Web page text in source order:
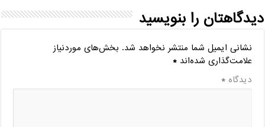
دیدگاهتان را بنویسید
نشانی ایمیل شما منتشر نخواهد شد. بخش‌های موردنیاز
علامت‌گذاری شده‌اند*
دیدگاه*